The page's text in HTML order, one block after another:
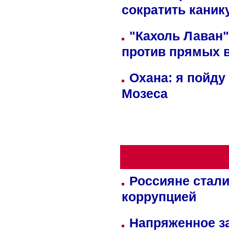
сократить
"Кахоль
против прямых
Охана: я пойду
Мозеса
Россияне
коррупцией
Напряженное